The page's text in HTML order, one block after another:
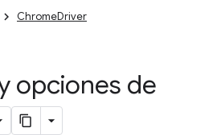
ChromeDriver
opciones de